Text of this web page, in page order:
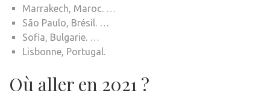
Marrakech, Maroc. …
São Paulo, Brésil. …
Sofia, Bulgarie. …
Lisbonne, Portugal.
Où aller en 2021 ?